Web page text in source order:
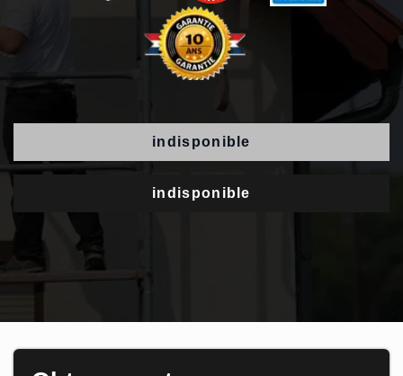
indisponible
indisponible